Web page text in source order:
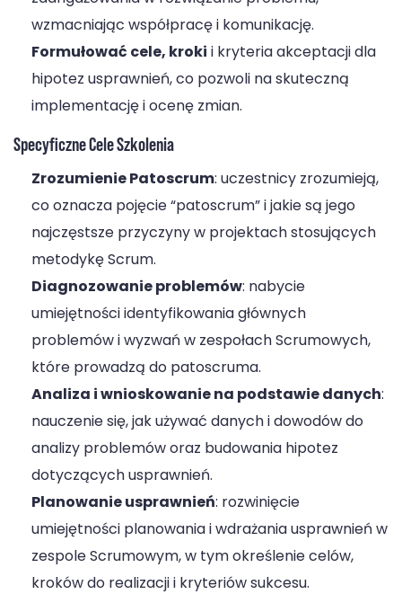
wzmacniając współpracę i komunikację.
Formułować cele, kroki i kryteria akceptacji dla
hipotez usprawnień, co pozwoli na skuteczną
implementację i ocenę zmian.
Specyficzne Cele Szkolenia
Zrozumienie Patoscrum: uczestnicy zrozumieją,
co oznacza pojęcie “patoscrum” i jakie są jego
najczęstsze przyczyny w projektach stosujących
metodykę Scrum.
Diagnozowanie problemów: nabycie
umiejętności identyfikowania głównych
problemów i wyzwań w zespołach Scrumowych,
które prowadzą do patoscruma.
Analiza i wnioskowanie na podstawie danych:
nauczenie się, jak używać danych i dowodów do
analizy problemów oraz budowania hipotez
dotyczących usprawnień.
Planowanie usprawnień: rozwinięcie
umiejętności planowania i wdrażania usprawnień w
zespole Scrumowym, w tym określenie celów,
kroków do realizacji i kryteriów sukcesu.